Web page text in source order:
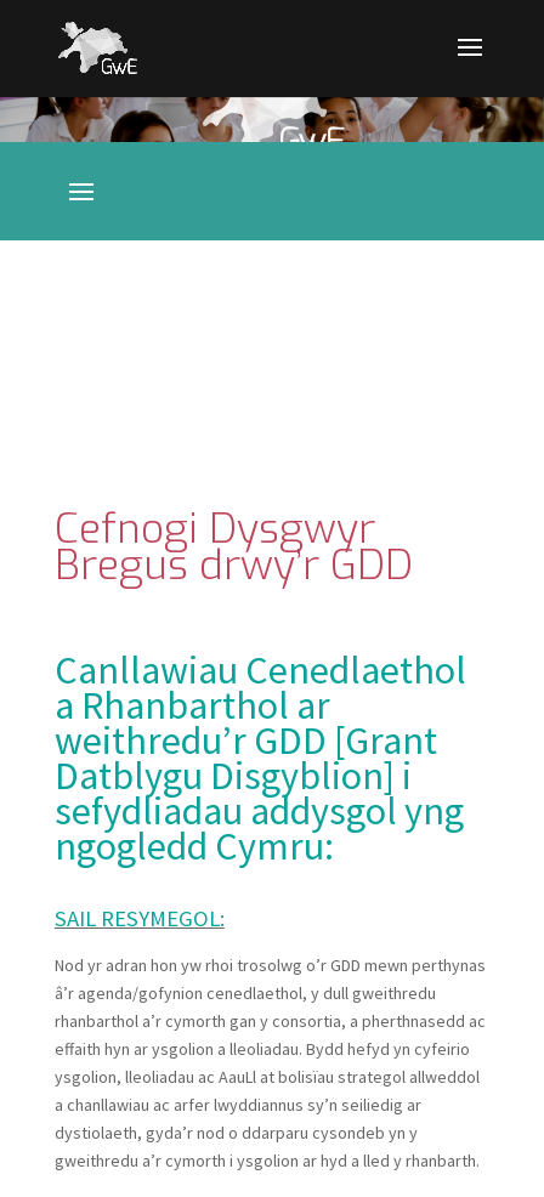
Cefnogi Dysgwyr
Bregus drwy’r GDD
Canllawiau Cenedlaethol
a Rhanbarthol ar
weithredu’r GDD [Grant
Datblygu Disgyblion] i
sefydliadau addysgol yng
ngogledd Cymru:
SAIL RESYMEGOL:
Nod yr adran hon yw rhoi trosolwg o’r GDD mewn perthynas
â’r agenda/gofynion cenedlaethol, y dull gweithredu
rhanbarthol a’r cymorth gan y consortia, a pherthnasedd ac
effaith hyn ar ysgolion a lleoliadau. Bydd hefyd yn cyfeirio
ysgolion, lleoliadau ac AauLl at bolisïau strategol allweddol
a chanllawiau ac arfer lwyddiannus sy’n seiliedig ar
dystiolaeth, gyda’r nod o ddarparu cysondeb yn y
gweithredu a’r cymorth i ysgolion ar hyd a lled y rhanbarth.